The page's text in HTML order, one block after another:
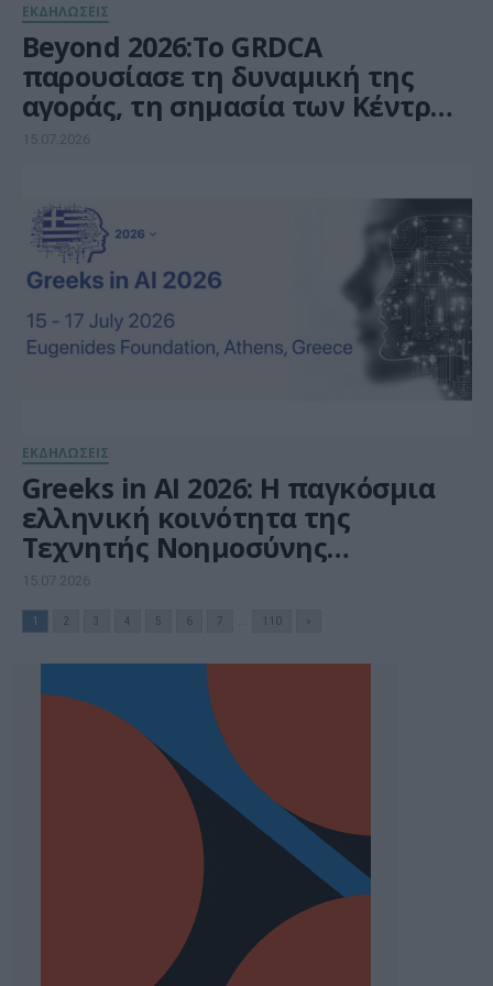
ΕΚΔΗΛΩΣΕΙΣ
Beyond 2026:Το GRDCA
παρουσίασε τη δυναμική της
αγοράς, τη σημασία των Κέντρων
Δεδομένων και τη συμβολή τους
15.07.2026
ΕΚΔΗΛΩΣΕΙΣ
Greeks in AI 2026: Η παγκόσμια
ελληνική κοινότητα της
Τεχνητής Νοημοσύνης
συναντιέται στην Αθήνα
15.07.2026
1 2 3 4 5 6 7 110